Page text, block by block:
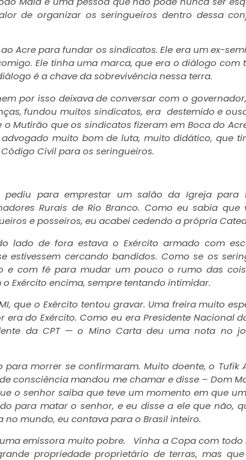
de organizar os seringueiros dentro dessa
Acre para fundar os sindicatos. Ele era um ex-
Ele tinha uma marca, que era o diálogo com
é a chave da sobrevivência nessa terra.
por isso deixava de conversar com o
fundou muitos sindicatos, era destemido e
Mutirão que os sindicatos fizeram em Boca do
muito bom de luta, muito didático, que
Civil para os seringueiros.
para emprestar um salão da Igreja para
Rurais de Rio Branco. Como eu sabia que
e posseiros, eu acabei cedendo a própria
lado de fora estava o Exército armado com
estivessem cercando bandidos. Como se os
e com fé para mudar um pouco o rumo das
Exército encima, sempre tentando intimidar.
que o Exército tentou gravar. Uma freira muito
do Exército. Como eu era Presidente Nacional
da CPT — o Mino Carta deu uma nota no
morrer se confirmaram. Muito doente, o Tufik
consciência mandou me chamar e disse – Dom
o senhor saiba que teve um momento em que
para matar o senhor, e eu disse a ele que não,
mundo, eu contava para o Brasil inteiro.
emissora muito pobre. Vinha a Copa com todo
propriedade proprietário de terras, mas que